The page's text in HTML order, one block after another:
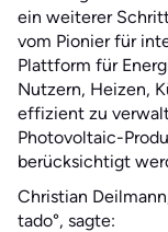
ein weiterer
vom Pionier für
Plattform für
Nutzern, Heizen,
effizient zu
Photovoltaic-
berücksichtigt
Christian
tado°, sagte: